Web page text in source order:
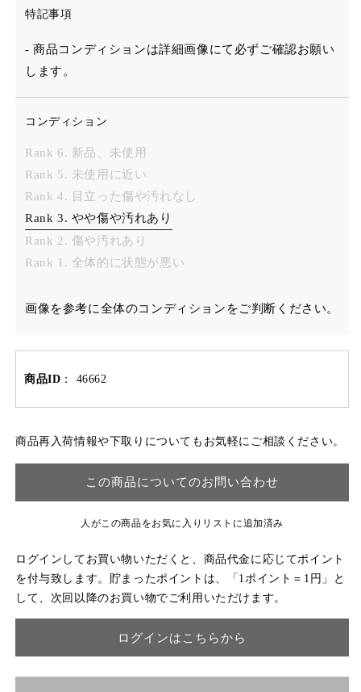
特記事項
- 商品コンディションは詳細画像にて必ずご確認お願い
します。
コンディション
Rank 6. 新品、未使用
Rank 5. 未使用に近い
Rank 4. 目立った傷や汚れなし
Rank 3. やや傷や汚れあり
Rank 2. 傷や汚れあり
Rank 1. 全体的に状態が悪い
画像を参考に全体のコンディションをご判断ください。
商品ID ： 46662
商品再入荷情報や下取りについてもお気軽にご相談ください。
この商品についてのお問い合わせ
人がこの商品をお気に入りリストに追加済み
ログインしてお買い物いただくと、商品代金に応じてポイント
を付与致します。貯まったポイントは、「1ポイント＝1円」と
して、次回以降のお買い物でご利用いただけます。
ログインはこちらから